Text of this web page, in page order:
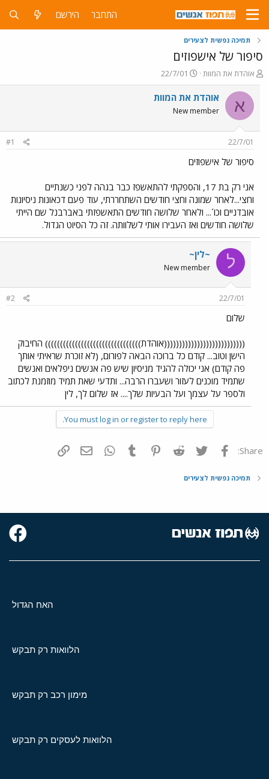
התחבר הירשם
תמיכה נפשית לצעירים
סיפור של אישפוזים
פ
ו
ת
ח
ה
ש
א
אוהדת את המוות
פ
ו
ר
ם
22/7/01
א אוהדת את המוות
New member
22/7/01
#1
סיפור של אישפוזים
אני רק בת 17, והספקתי להתאשפז כבר בגהה לפני כשנתיים
וחצי...לאחר שמונה וחצי חודשים השתחררתי, עוד פעם דכאונות ניסיונות
אובדניים וכו´... ולאחר שלושה חודשים התאשפזתי באברבנל שם הייתי
שלושה חודשים ואז העבירו אותי לשלוותה. זה כל הסיוט הגדול.
ל ~לין~
New member
22/7/01
#2
שלום
(((((((((((((((((((((((((((אוהדת)))))))))))))))))))))))))))))))) החיבוק
הישן וטוב... קודם כל ברוכה הבאה לפורום, (לא זוכרת שראיתי אותך
פה קודם) אני יכולה להגיד מניסיון שיש פה אנשים ניפלאים ואנשים
שתמיד מוכנים לעזור ושעברו הרבה... ותדעי שאת תמיד מוזמנת לכתוב
ולספר על עצמך ועל הבעיות שלך.... אז שלום לך, לין
You must log in or register to reply here.
Share: פייסבוק Twitter
Reddit
Pinterest
Tumblr
WhatsAppדואר אלקטרוני
תמיכה נפשית לצעירים
האח הגדול
הלוואות רק תבקש
מימון רכב רק תבקש
הלוואות לעסקים רק תבקש